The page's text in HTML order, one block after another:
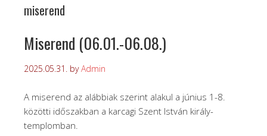
miserend
Miserend (06.01.-06.08.)
2025.05.31. byAdmin
A miserend az alábbiak szerint alakul a június 1-8.
közötti időszakban a karcagi Szent István király-
templomban.